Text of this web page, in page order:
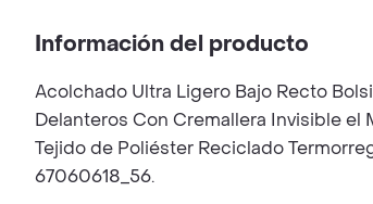
Información del producto
Acolchado Ultra Ligero Bajo Recto
Delanteros Con Cremallera Invisible el
Tejido de Poliéster Reciclado
67060618_56.